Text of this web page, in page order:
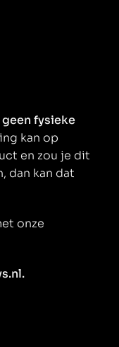
fysieke
kan op
en zou je dit
dan kan dat
onze